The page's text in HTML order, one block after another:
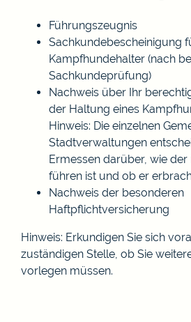
Führungszeugnis
Sachkundebescheinigung
Kampfhundehalter (nach
Sachkundeprüfung)
Nachweis über Ihr
der Haltung eines
Hinweis: Die einzelnen
Stadtverwaltungen
Ermessen darüber, wie der
führen ist und ob er
Nachweis der besonderen
Haftpflichtversicherung
Hinweis: Erkundigen Sie sich
zuständigen Stelle, ob Sie
vorlegen müssen.